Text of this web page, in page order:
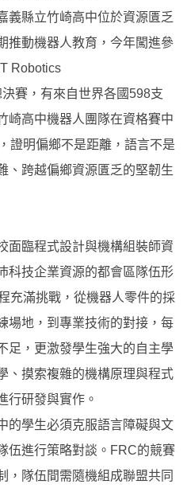
義縣立竹崎高中位於資源匱乏
推動機器人教育，今年闖進參
Robotics
賽，有來自世界各國598支
崎高中機器人團隊在資格賽中
證明偏鄉不是距離，語言不是
、跨越偏鄉資源匱乏的堅韌生
面臨程式設計與機構組裝師資
科技企業資源的都會區隊伍形
充滿挑戰，從機器人零件的採
場地，到專業技術的對接，每
足，更激發學生強大的自主學
、摸索複雜的機構原理與程式
行研發與實作。
的學生必須克服語言障礙與文
伍進行策略對談。FRC的競賽
，隊伍間需隨機組成聯盟共同